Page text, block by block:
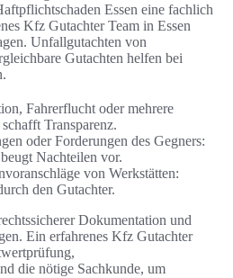
Essen eine fachlich
Kfz Gutachter Team in Essen
Unfallgutachten von
Gutachten helfen bei
Fahrerflucht oder mehrere
Transparenz.
oder Forderungen des Gegners:
Nachteilen vor.
von Werkstätten:
den Gutachter.
Dokumentation und
Ein erfahrenes Kfz Gutachter
die nötige Sachkunde, um